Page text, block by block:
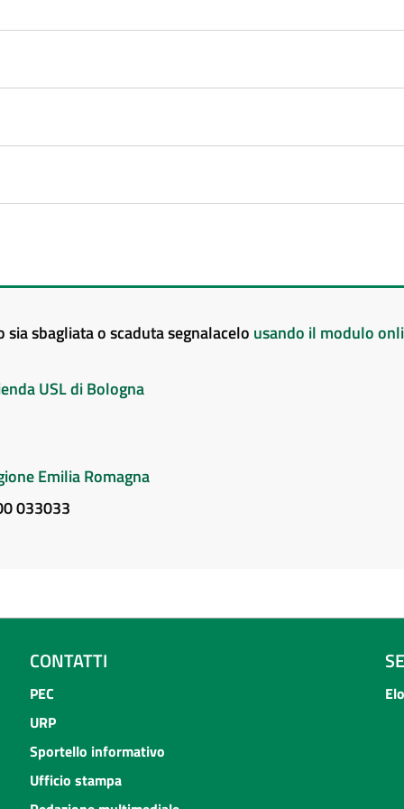
sbagliata o scaduta segnalacelo usando il modulo
USL di Bologna
Emilia Romagna
033033
CONTATTI
PEC
URP
Sportello informativo
Ufficio stampa